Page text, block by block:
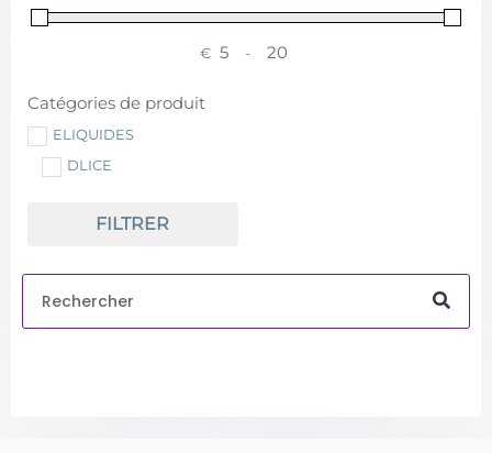
€
Minimum Price
-
Maximum Price
Catégories de produit
ELIQUIDES
DLICE
FILTRER